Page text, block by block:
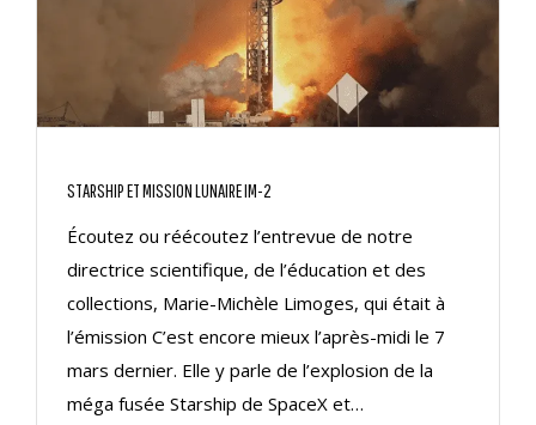
STARSHIP ET MISSION LUNAIRE IM-2
Écoutez ou réécoutez l’entrevue de notre
directrice scientifique, de l’éducation et des
collections, Marie-Michèle Limoges, qui était à
l’émission C’est encore mieux l’après-midi le 7
mars dernier. Elle y parle de l’explosion de la
méga fusée Starship de SpaceX et…